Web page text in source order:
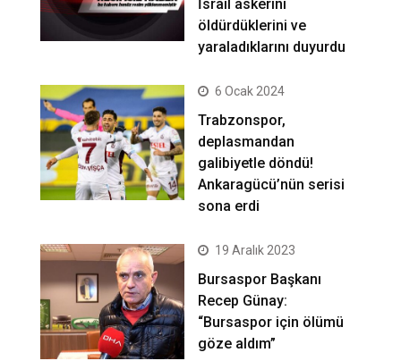
İsrail askerini
öldürdüklerini ve
yaraladıklarını duyurdu
6 Ocak 2024
Trabzonspor,
deplasmandan
galibiyetle döndü!
Ankaragücü’nün serisi
sona erdi
19 Aralık 2023
Bursaspor Başkanı
Recep Günay:
“Bursaspor için ölümü
göze aldım”